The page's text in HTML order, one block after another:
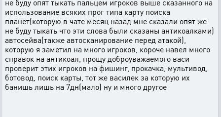
не буду опят тыкать пальцем игроков выше сказанного на
использование всяких прог типа карту поиска
планет(которую в чате месяц назад мне сказали опят же
не буду тыкать что эти слова были сказаны антикоалками)
автосейва(также автосканирование перед атакой),
которую я заметил на много игроков, короче навел много
справок на антикоал, прощу доброуважаемого васи
проверит этих игроков на фишинг, прокачка, мультивод,
ботовод, поиск карты, тот же василек за которую их
банишь лишь на 7дн(мало) ну и много другое